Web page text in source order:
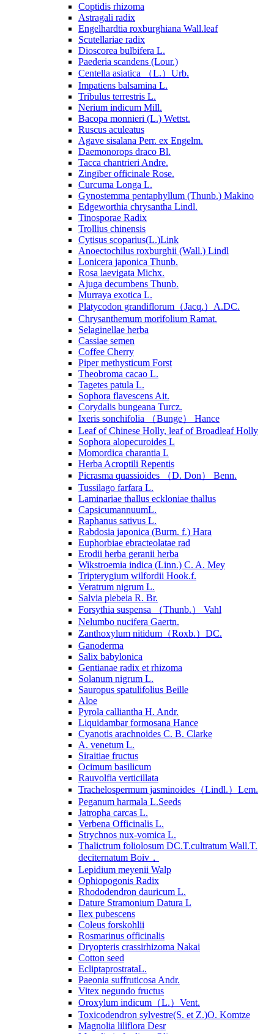
Coptidis rhizoma
Astragali radix
Engelhardtia roxburghiana Wall.leaf
Scutellariae radix
Dioscorea bulbifera L.
Paederia scandens (Lour.)
Centella asiatica （L.）Urb.
Impatiens balsamina L.
Tribulus terrestris L.
Nerium indicum Mill.
Bacopa monnieri (L.) Wettst.
Ruscus aculeatus
Agave sisalana Perr. ex Engelm.
Daemonorops draco Bl.
Tacca chantrieri Andre.
Zingiber officinale Rose.
Curcuma Longa L.
Gynostemma pentaphyllum (Thunb.) Makino
Edgeworthia chrysantha Lindl.
Tinosporae Radix
Trollius chinensis
Cytisus scoparius(L.)Link
Anoectochilus roxburghii (Wall.) Lindl
Lonicera japonica Thunb.
Rosa laevigata Michx.
Ajuga decumbens Thunb.
Murraya exotica L.
Platycodon grandiflorum（Jacq.）A.DC.
Chrysanthemum morifolium Ramat.
Selaginellae herba
Cassiae semen
Coffee Cherry
Piper methysticum Forst
Theobroma cacao L.
Tagetes patula L.
Sophora flavescens Ait.
Corydalis bungeana Turcz.
Ixeris sonchifolia （Bunge） Hance
Leaf of Chinese Holly, leaf of Broadleaf Holly
Sophora alopecuroides L
Momordica charantia L
Herba Acroptili Repentis
Picrasma quassioides （D. Don） Benn.
Tussilago farfara L.
Laminariae thallus eckloniae thallus
CapsicumannuumL.
Raphanus sativus L.
Rabdosia japonica (Burm. f.) Hara
Euphorbiae ebracteolatae rad
Erodii herba geranii herba
Wikstroemia indica (Linn.) C. A. Mey
Tripterygium wilfordii Hook.f.
Veratrum nigrum L.
Salvia plebeia R. Br.
Forsythia suspensa （Thunb.） Vahl
Nelumbo nucifera Gaertn.
Zanthoxylum nitidum（Roxb.）DC.
Ganoderma
Salix babylonica
Gentianae radix et rhizoma
Solanum nigrum L.
Sauropus spatulifolius Beille
Aloe
Pyrola calliantha H. Andr.
Liquidambar formosana Hance
Cyanotis arachnoides C. B. Clarke
A. venetum L.
Siraitiae fructus
Ocimum basilicum
Rauvolfia verticillata
Trachelospermum jasminoides（Lindl.）Lem.
Peganum harmala L.Seeds
Jatropha carcas L.
Verbena Officinalis L.
Strychnos nux-vomica L.
Thalictrum foliolosum DC.T.cultratum Wall.T.
deciternatum Boiv，
Lepidium meyenii Walp
Ophiopogonis Radix
Rhododendron dauricum L.
Dature Stramonium Datura L
Ilex pubescens
Coleus forskohlii
Rosmarinus officinalis
Dryopteris crassirhizoma Nakai
Cotton seed
EcliptaprostrataL.
Paeonia suffruticosa Andr.
Vitex negundo fructus
Oroxylum indicum（L.）Vent.
Toxicodendron sylvestre(S. et Z.)O. Komtze
Magnolia liliflora Desr